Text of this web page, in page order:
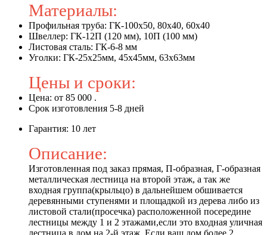
Материалы:
Профильная труба: ГК-100x50, 80x40, 60x40
Швеллер: ГК-12П (120 мм), 10П (100 мм)
Листовая сталь: ГК-6-8 мм
Уголки: ГК-25х25мм, 45х45мм, 63х63мм
Цены и сроки:
Цена: от 85 000 .
Срок изготовления 5-8 дней
Гарантия: 10 лет
Описание:
Изготовленная под заказ прямая, П-образная, Г-образная
металлическая лестница на второй этаж, а так же
входная группа(крыльцо) в дальнейшем обшивается
деревянными ступенями и площадкой из дерева либо из
листовой стали(просечка) расположенной посередине
лестницы между 1 и 2 этажами,если это входная уличная